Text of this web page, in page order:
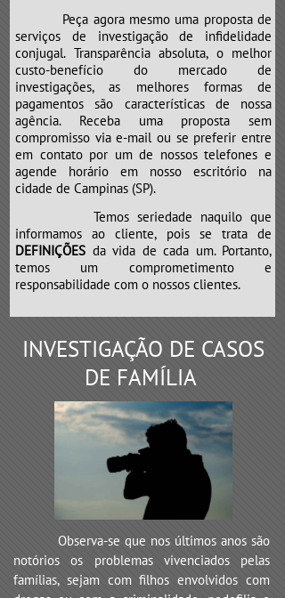
Peça agora mesmo uma proposta de
serviços de investigação de infidelidade
conjugal. Transparência absoluta, o melhor
custo-benefício do mercado de
investigações, as melhores formas de
pagamentos são características de nossa
agência. Receba uma proposta sem
compromisso via e-mail ou se preferir entre
em contato por um de nossos telefones e
agende horário em nosso escritório na
cidade de Campinas (SP).
Temos seriedade naquilo que
informamos ao cliente, pois se trata de
DEFINIÇÕES da vida de cada um. Portanto,
temos um comprometimento e
responsabilidade com o nossos clientes.
INVESTIGAÇÃO DE CASOS
DE FAMÍLIA
Observa-se que nos últimos anos são
notórios os problemas vivenciados pelas
famílias, sejam com filhos envolvidos com